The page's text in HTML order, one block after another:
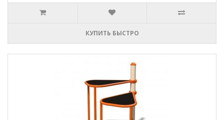
КУПИТЬ БЫСТРО